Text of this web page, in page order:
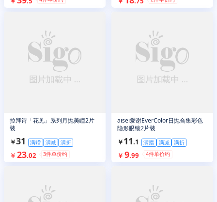
拉拜诗「花见」系列月抛美瞳2片
装
￥31 满赠 满减 满折
￥ 23.02 3件单价约
aisei爱谢EverColor日抛合集彩色
隐形眼镜2片装
￥11.1 满赠 满减 满折
￥ 9.99 4件单价约